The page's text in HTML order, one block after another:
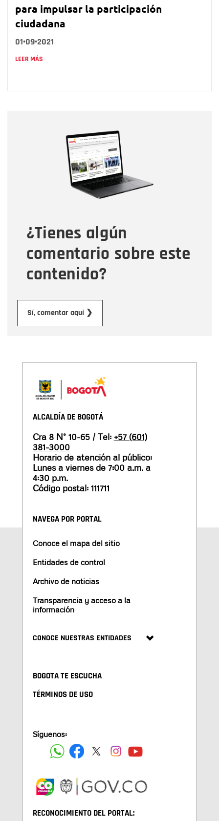
para impulsar la participación
ciudadana
01•09•2021
LEER MÁS
¿Tienes algún
comentario sobre este
contenido?
Sí, comentar aquí ❯
Correo electrónico
Tipo de comentario
Mensaje
ALCALDÍA DE BOGOTÁ
Cra 8 N° 10-65 / Tel: +57 (601)
381-3000
Horario de atención al público:
Lunes a viernes de 7:00 a.m. a
4:30 p.m.
Código postal: 111711
NAVEGA POR PORTAL
Conoce el mapa del sitio
Entidades de control
Archivo de noticias
Transparencia y acceso a la
información
CONOCE NUESTRAS ENTIDADES
BOGOTA TE ESCUCHA
TÉRMINOS DE USO
Síguenos:
RECONOCIMIENTO DEL PORTAL: